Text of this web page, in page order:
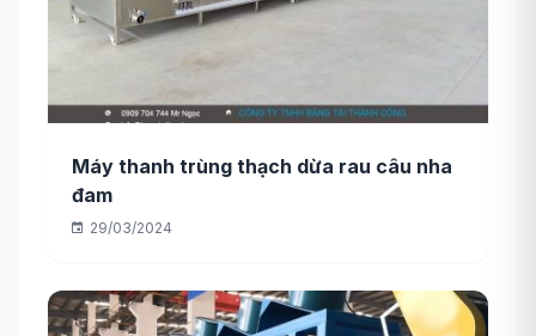
Máy thanh trùng thạch dừa rau câu nha
đam
29/03/2024